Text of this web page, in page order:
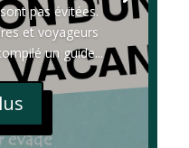
pas évitées.
et voyageurs
un guide...